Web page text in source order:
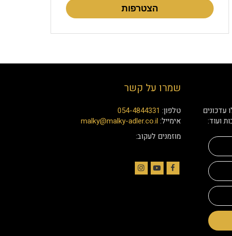
הצטרפות
עדכונים
ועוד:
שמרו על קשר
טלפון: 054-4844331
אימייל: malky@malky-adler.co.il
מוזמנים לעקוב: